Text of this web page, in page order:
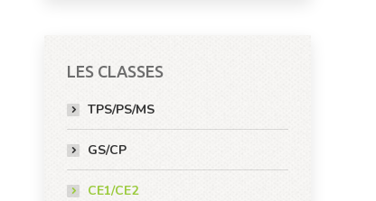
LES CLASSES
TPS/PS/MS
GS/CP
CE1/CE2